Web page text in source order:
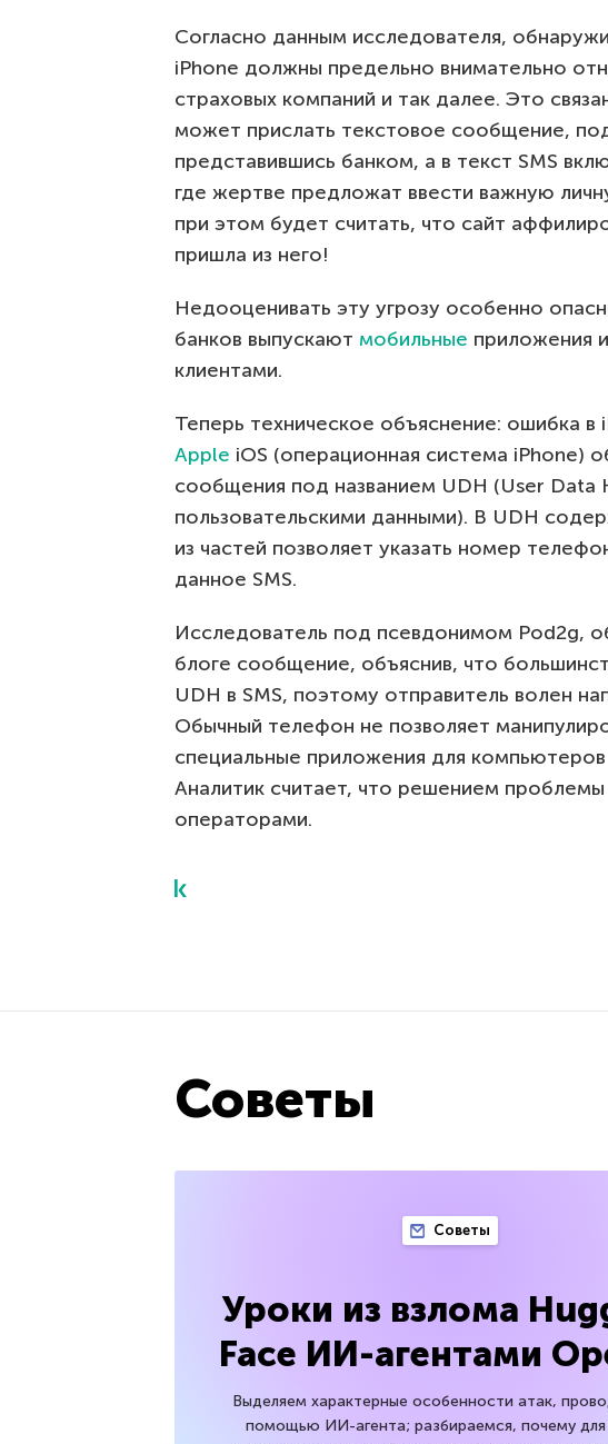
Согласно данным исследователя,
iPhone должны предельно внимательно
страховых компаний и так далее. Это
может прислать текстовое сообщение,
представившись банком, а в текст SMS
где жертве предложат ввести важную
при этом будет считать, что сайт
пришла из него!
Недооценивать эту угрозу особенно
банков выпускают мобильные приложения
клиентами.
Теперь техническое объяснение: ошибка в
Apple iOS (операционная система iPhone)
сообщения под названием UDH (User Data
пользовательскими данными). В UDH
из частей позволяет указать номер
данное SMS.
Исследователь под псевдонимом Pod2g,
блоге сообщение, объяснив, что
UDH в SMS, поэтому отправитель волен
Обычный телефон не позволяет
специальные приложения для
Аналитик считает, что решением
операторами.
Советы
Советы
Уроки из взлома
Face ИИ-агентами
Выделяем характерные особенности атак,
помощью ИИ-агента; разбираемся, почему для